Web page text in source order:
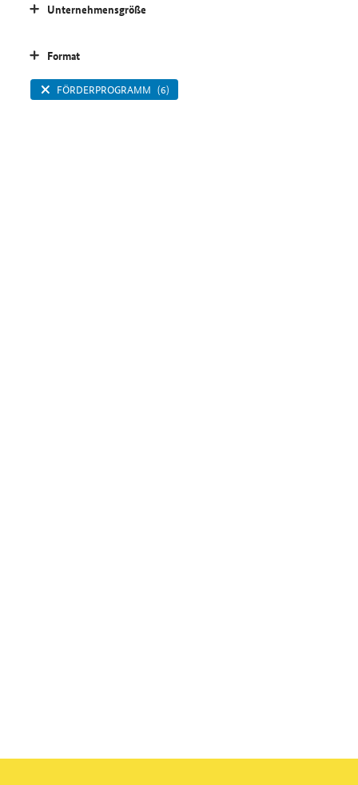
Unternehmensgröße
Format
FÖRDERPROGRAMM (6)